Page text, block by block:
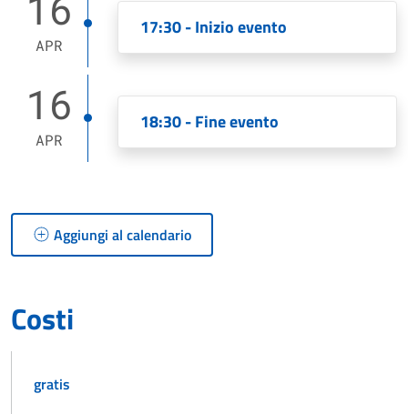
APR
17:30 - Inizio evento
16
APR
18:30 - Fine evento
Aggiungi al calendario
Costi
gratis